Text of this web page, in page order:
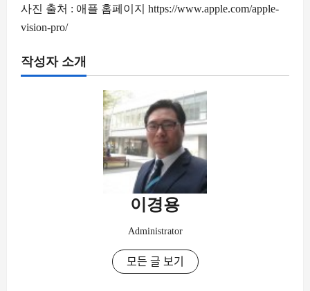
사진 출처 : 애플 홈페이지 https://www.apple.com/apple-
vision-pro/
작성자 소개
이경용
Administrator
모든 글 보기